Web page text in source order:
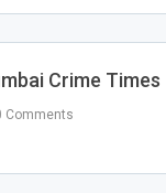
Crime Times
Comments